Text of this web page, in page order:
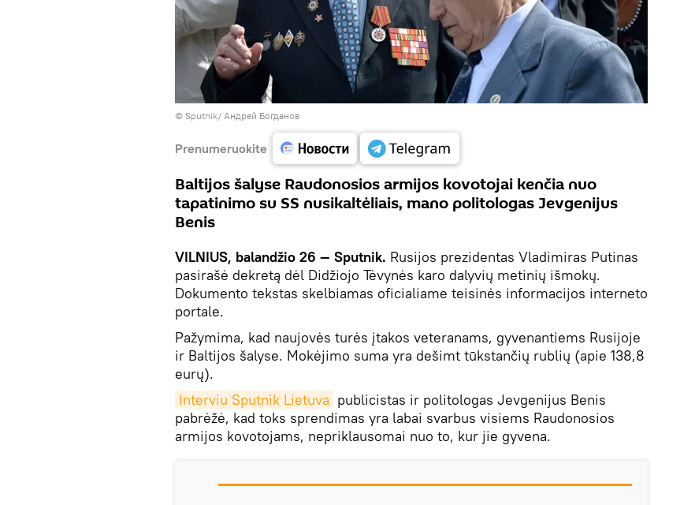
© Sputnik/ Андрей Богданов
Prenumeruokite
Baltijos šalyse Raudonosios armijos kovotojai kenčia nuo
tapatinimo su SS nusikaltėliais, mano politologas Jevgenijus
Benis
VILNIUS, balandžio 26 — Sputnik. Rusijos prezidentas Vladimiras Putinas
pasirašė dekretą dėl Didžiojo Tėvynės karo dalyvių metinių išmokų.
Dokumento tekstas skelbiamas oficialiame teisinės informacijos interneto
portale.
Pažymima, kad naujovės turės įtakos veteranams, gyvenantiems Rusijoje
ir Baltijos šalyse. Mokėjimo suma yra dešimt tūkstančių rublių (apie 138,8
eurų).
Interviu Sputnik Lietuva publicistas ir politologas Jevgenijus Benis
pabrėžė, kad toks sprendimas yra labai svarbus visiems Raudonosios
armijos kovotojams, nepriklausomai nuo to, kur jie gyvena.